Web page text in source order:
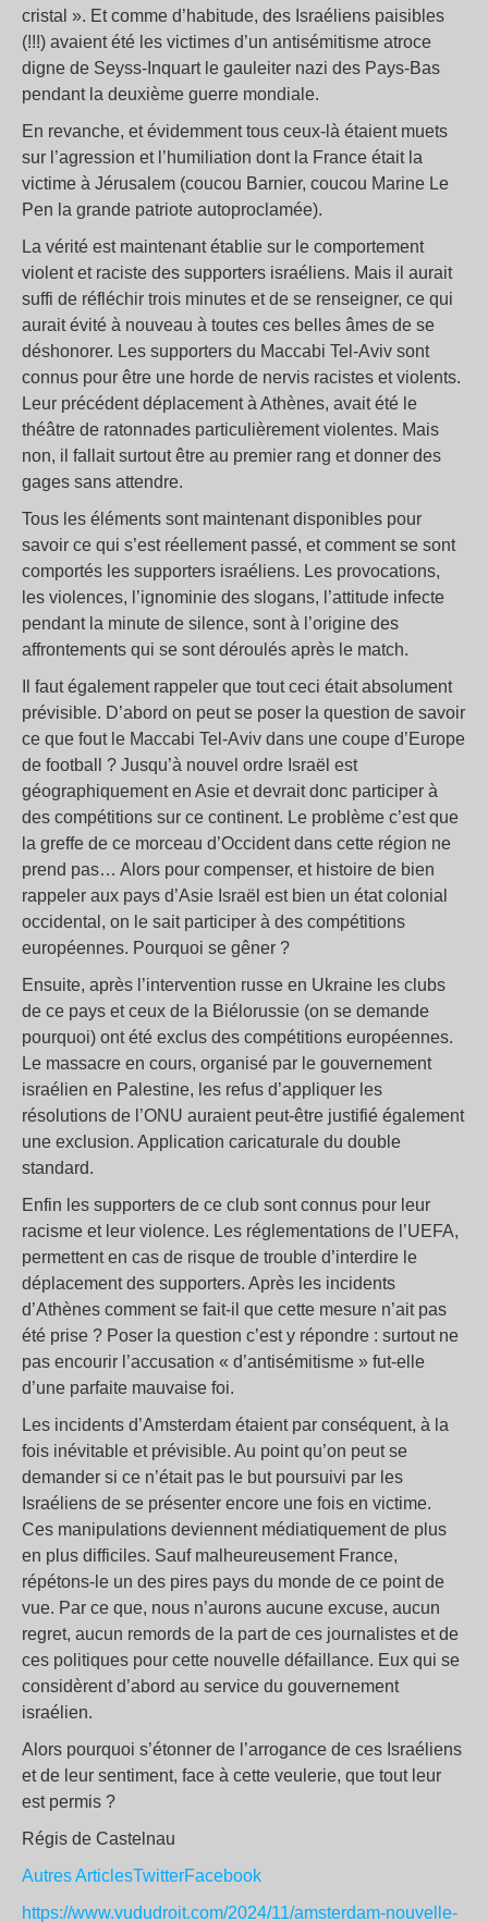
cristal ». Et comme d’habitude, des Israéliens paisibles
(!!!) avaient été les victimes d’un antisémitisme atroce
digne de Seyss-Inquart le gauleiter nazi des Pays-Bas
pendant la deuxième guerre mondiale.
En revanche, et évidemment tous ceux-là étaient muets
sur l’agression et l’humiliation dont la France était la
victime à Jérusalem (coucou Barnier, coucou Marine Le
Pen la grande patriote autoproclamée).
La vérité est maintenant établie sur le comportement
violent et raciste des supporters israéliens. Mais il aurait
suffi de réfléchir trois minutes et de se renseigner, ce qui
aurait évité à nouveau à toutes ces belles âmes de se
déshonorer. Les supporters du Maccabi Tel-Aviv sont
connus pour être une horde de nervis racistes et violents.
Leur précédent déplacement à Athènes, avait été le
théâtre de ratonnades particulièrement violentes. Mais
non, il fallait surtout être au premier rang et donner des
gages sans attendre.
Tous les éléments sont maintenant disponibles pour
savoir ce qui s’est réellement passé, et comment se sont
comportés les supporters israéliens. Les provocations,
les violences, l’ignominie des slogans, l’attitude infecte
pendant la minute de silence, sont à l’origine des
affrontements qui se sont déroulés après le match.
Il faut également rappeler que tout ceci était absolument
prévisible. D’abord on peut se poser la question de savoir
ce que fout le Maccabi Tel-Aviv dans une coupe d’Europe
de football ? Jusqu’à nouvel ordre Israël est
géographiquement en Asie et devrait donc participer à
des compétitions sur ce continent. Le problème c’est que
la greffe de ce morceau d’Occident dans cette région ne
prend pas… Alors pour compenser, et histoire de bien
rappeler aux pays d’Asie Israël est bien un état colonial
occidental, on le sait participer à des compétitions
européennes. Pourquoi se gêner ?
Ensuite, après l’intervention russe en Ukraine les clubs
de ce pays et ceux de la Biélorussie (on se demande
pourquoi) ont été exclus des compétitions européennes.
Le massacre en cours, organisé par le gouvernement
israélien en Palestine, les refus d’appliquer les
résolutions de l’ONU auraient peut-être justifié également
une exclusion. Application caricaturale du double
standard.
Enfin les supporters de ce club sont connus pour leur
racisme et leur violence. Les réglementations de l’UEFA,
permettent en cas de risque de trouble d’interdire le
déplacement des supporters. Après les incidents
d’Athènes comment se fait-il que cette mesure n’ait pas
été prise ? Poser la question c’est y répondre : surtout ne
pas encourir l’accusation « d’antisémitisme » fut-elle
d’une parfaite mauvaise foi.
Les incidents d’Amsterdam étaient par conséquent, à la
fois inévitable et prévisible. Au point qu’on peut se
demander si ce n’était pas le but poursuivi par les
Israéliens de se présenter encore une fois en victime.
Ces manipulations deviennent médiatiquement de plus
en plus difficiles. Sauf malheureusement France,
répétons-le un des pires pays du monde de ce point de
vue. Par ce que, nous n’aurons aucune excuse, aucun
regret, aucun remords de la part de ces journalistes et de
ces politiques pour cette nouvelle défaillance. Eux qui se
considèrent d’abord au service du gouvernement
israélien.
Alors pourquoi s’étonner de l’arrogance de ces Israéliens
et de leur sentiment, face à cette veulerie, que tout leur
est permis ?
Régis de Castelnau
Autres ArticlesTwitterFacebook
https://www.vududroit.com/2024/11/amsterdam-nouvelle-